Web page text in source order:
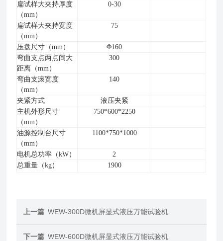
扁试样大夹持厚度
（mm）
0-30
扁试样大夹持宽度
（mm）
75
压盘尺寸 （mm） Φ160
弯曲支点两点间大
距离 （mm）
300
弯曲支滚宽度
（mm）
140
夹紧方式
液压夹紧
主机外形尺寸
（mm）
750*600*2250
油源控制台尺寸
（mm）
1100*750*1000
电机总功率（kW）
2
总重量（kg）
1900
上一篇 WEW-300D微机屏显式液压万能试验机
下一篇 WEW-600D微机屏显式液压万能试验机